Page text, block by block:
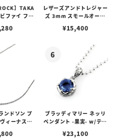
】TAKA
ファイ フー
レザーズアンドトレジャー
ズ 3mm スモールオーバ
ブスタークラスプ＆LTロ
¥15,400
ンドソン プ
ィーナスチ
ブラッディマリー ネッリ
ペンダント -果実- w/ティ
¥23,100